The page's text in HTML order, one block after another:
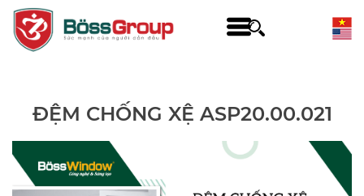
ĐỆM CHỐNG XỆ ASP20.00.021